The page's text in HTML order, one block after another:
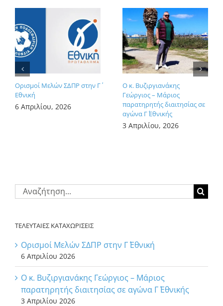
Ορισμοί Μελών ΣΔΠΡ στην Γ΄
Εθνική
6 Απριλίου, 2026
Ο κ. Βυζιργιανάκης
Γεώργιος – Μάριος
παρατηρητής διαιτησίας σε
αγώνα Γ΄ Εθνικής
3 Απριλίου, 2026
Αναζήτηση
για:
ΤΕΛΕΥΤΑΙΕΣ ΚΑΤΑΧΩΡΙΣΕΙΣ
Ορισμοί Μελών ΣΔΠΡ στην Γ΄ Εθνική
6 Απριλίου 2026
Ο κ. Βυζιργιανάκης Γεώργιος – Μάριος
παρατηρητής διαιτησίας σε αγώνα Γ΄ Εθνικής
3 Απριλίου 2026